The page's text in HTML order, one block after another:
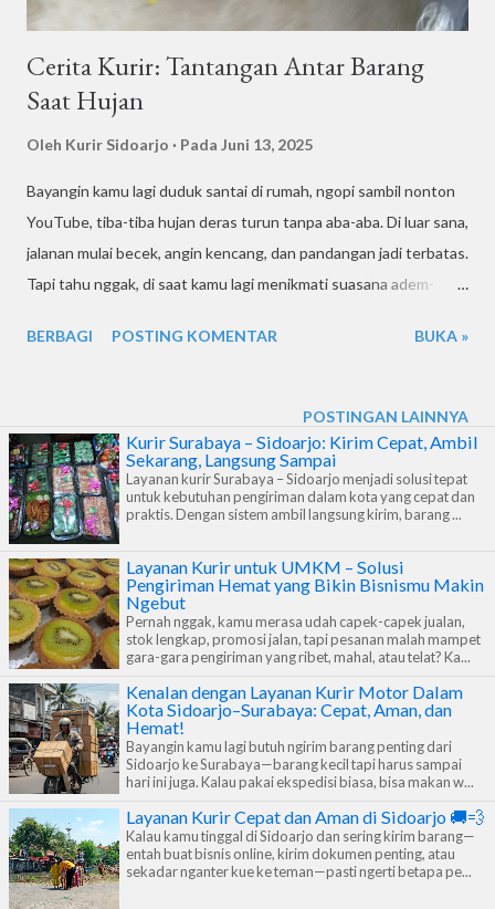
Cerita Kurir: Tantangan Antar Barang
Saat Hujan
Oleh Kurir Sidoarjo Pada Juni 13, 2025
Bayangin kamu lagi duduk santai di rumah, ngopi sambil nonton
YouTube, tiba-tiba hujan deras turun tanpa aba-aba. Di luar sana,
jalanan mulai becek, angin kencang, dan pandangan jadi terbatas.
Tapi tahu nggak, di saat kamu lagi menikmati suasana adem-
hujan deras: kurir pengantar barang . Yap, inilah kisah di balik
cepat di kota. Artikel ini akan mengajak kamu menyelami
perjuangan mereka, terutama saat harus mengantarkan barang
on time di tengah cuaca ekstrem. Dan, percaya deh, ceritanya
nggak cuma soal hujan dan motor basah doang—tapi juga penuh
dedikasi, strategi, dan perjuangan yang bikin kita makin respect.
Kurir: Pahlawan Tanpa Jas Hujan (Kadang-Kadang Literally) Di
dunia jasa pengiriman, kurir itu ibarat jantungnya. Nggak peduli
pagi, siang, sore, bahkan malam, mereka tetap bergerak demi
satu tujuan: barang sampai ke tangan pelanggan, secepat dan
seama...
BERBAGI POSTING KOMENTAR BUKA »
POSTINGAN LAINNYA
Kurir Surabaya – Sidoarjo: Kirim Cepat, Ambil
Sekarang, Langsung Sampai
Layanan kurir Surabaya – Sidoarjo menjadi solusi tepat
untuk kebutuhan pengiriman dalam kota yang cepat dan
praktis. Dengan sistem ambil langsung kirim, barang ...
Layanan Kurir untuk UMKM – Solusi
Pengiriman Hemat yang Bikin Bisnismu Makin
Ngebut
Pernah nggak, kamu merasa udah capek-capek jualan,
stok lengkap, promosi jalan, tapi pesanan malah mampet
gara-gara pengiriman yang ribet, mahal, atau telat? Ka...
Kenalan dengan Layanan Kurir Motor Dalam
Kota Sidoarjo–Surabaya: Cepat, Aman, dan
Hemat!
Bayangin kamu lagi butuh ngirim barang penting dari
Sidoarjo ke Surabaya—barang kecil tapi harus sampai
hari ini juga. Kalau pakai ekspedisi biasa, bisa makan w...
Layanan Kurir Cepat dan Aman di Sidoarjo 🚚💨
Kalau kamu tinggal di Sidoarjo dan sering kirim barang—
entah buat bisnis online, kirim dokumen penting, atau
sekadar nganter kue ke teman—pasti ngerti betapa pe...